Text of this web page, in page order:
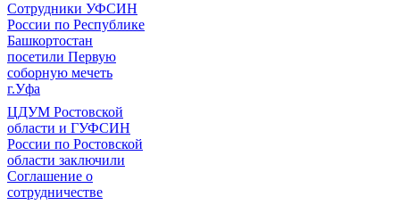
Сотрудники УФСИН
России по Республике
Башкортостан
посетили Первую
соборную мечеть
г.Уфа
ЦДУМ Ростовской
области и ГУФСИН
России по Ростовской
области заключили
Соглашение о
сотрудничестве